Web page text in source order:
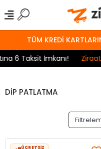
TÜM KREDİ
6 Taksit İmkanı!
DİP PATLATMA
ÜCRETSİZ